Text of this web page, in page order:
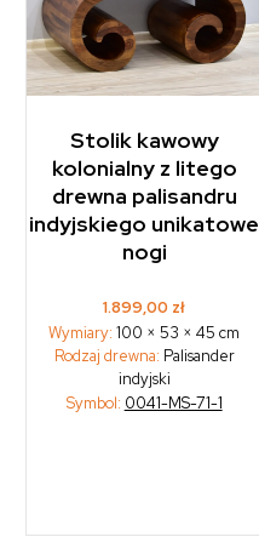
Stolik kawowy
kolonialny z litego
drewna palisandru
indyjskiego unikatowe
nogi
1.899,00 zł
Wymiary:100 × 53 × 45 cm
Rodzaj drewna: Palisander
indyjski
Symbol: 0041-MS-71-1